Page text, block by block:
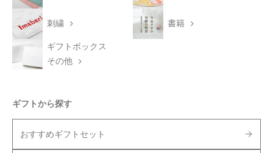
刺繍 書籍
ギフトボックス
その他
ギフトから探す
おすすめギフトセット